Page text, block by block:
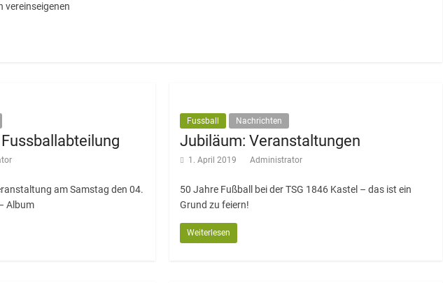
vereinseigenen
am Samstag den 04.
Album
Fussball Nachrichten
Jubiläum: Veranstaltungen
1. April 2019 Administrator
50 Jahre Fußball bei der TSG 1846 Kastel – das ist ein
Grund zu feiern!
Weiterlesen